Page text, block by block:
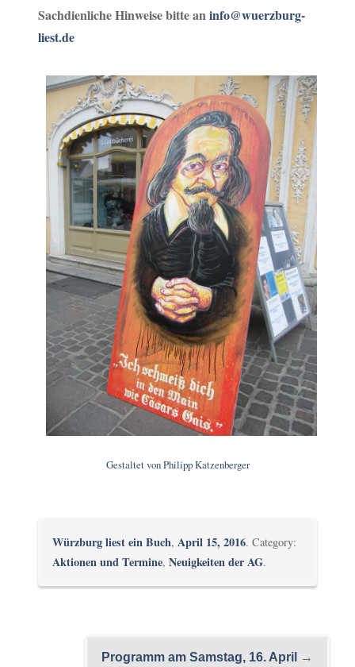
Sachdienliche Hinweise bitte aninfo@wuerzburg-
liest.de
Gestaltet von Philipp Katzenberger
Würzburg liest ein Buch,April 15, 2016. Category:
Aktionen und Termine,Neuigkeiten der AG.
Programm am Samstag, 16. April →